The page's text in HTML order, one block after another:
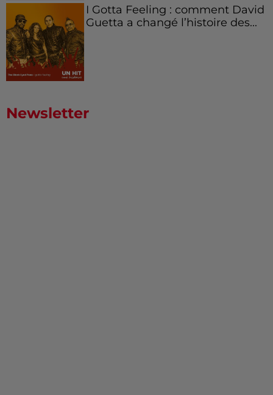
I Gotta Feeling : comment David
Guetta a changé l’histoire des...
Newsletter